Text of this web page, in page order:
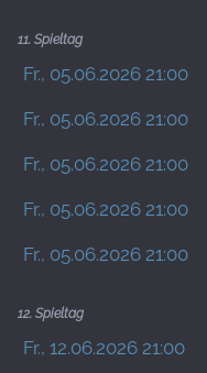
11. Spieltag
Fr., 05.06.2026 21:00
Fr., 05.06.2026 21:00
Fr., 05.06.2026 21:00
Fr., 05.06.2026 21:00
Fr., 05.06.2026 21:00
12. Spieltag
Fr., 12.06.2026 21:00